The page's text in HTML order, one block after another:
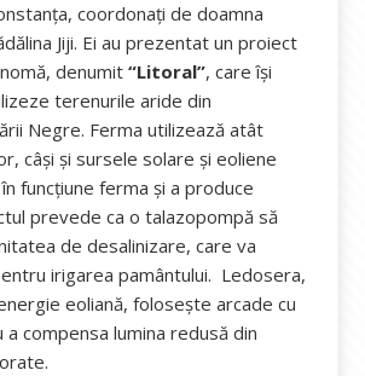
coordonați de doamna
Jiji. Ei au prezentat un proiect
denumit“Litoral”, care își
terenurile aride din
Negre. Ferma utilizează atât
câși și sursele solare și eoliene
funcțiune ferma și a produce
prevede ca o talazopompă să
de desalinizare, care va
irigarea pamântului. Ledosera,
eoliană, folosește arcade cu
a compensa lumina redusă din